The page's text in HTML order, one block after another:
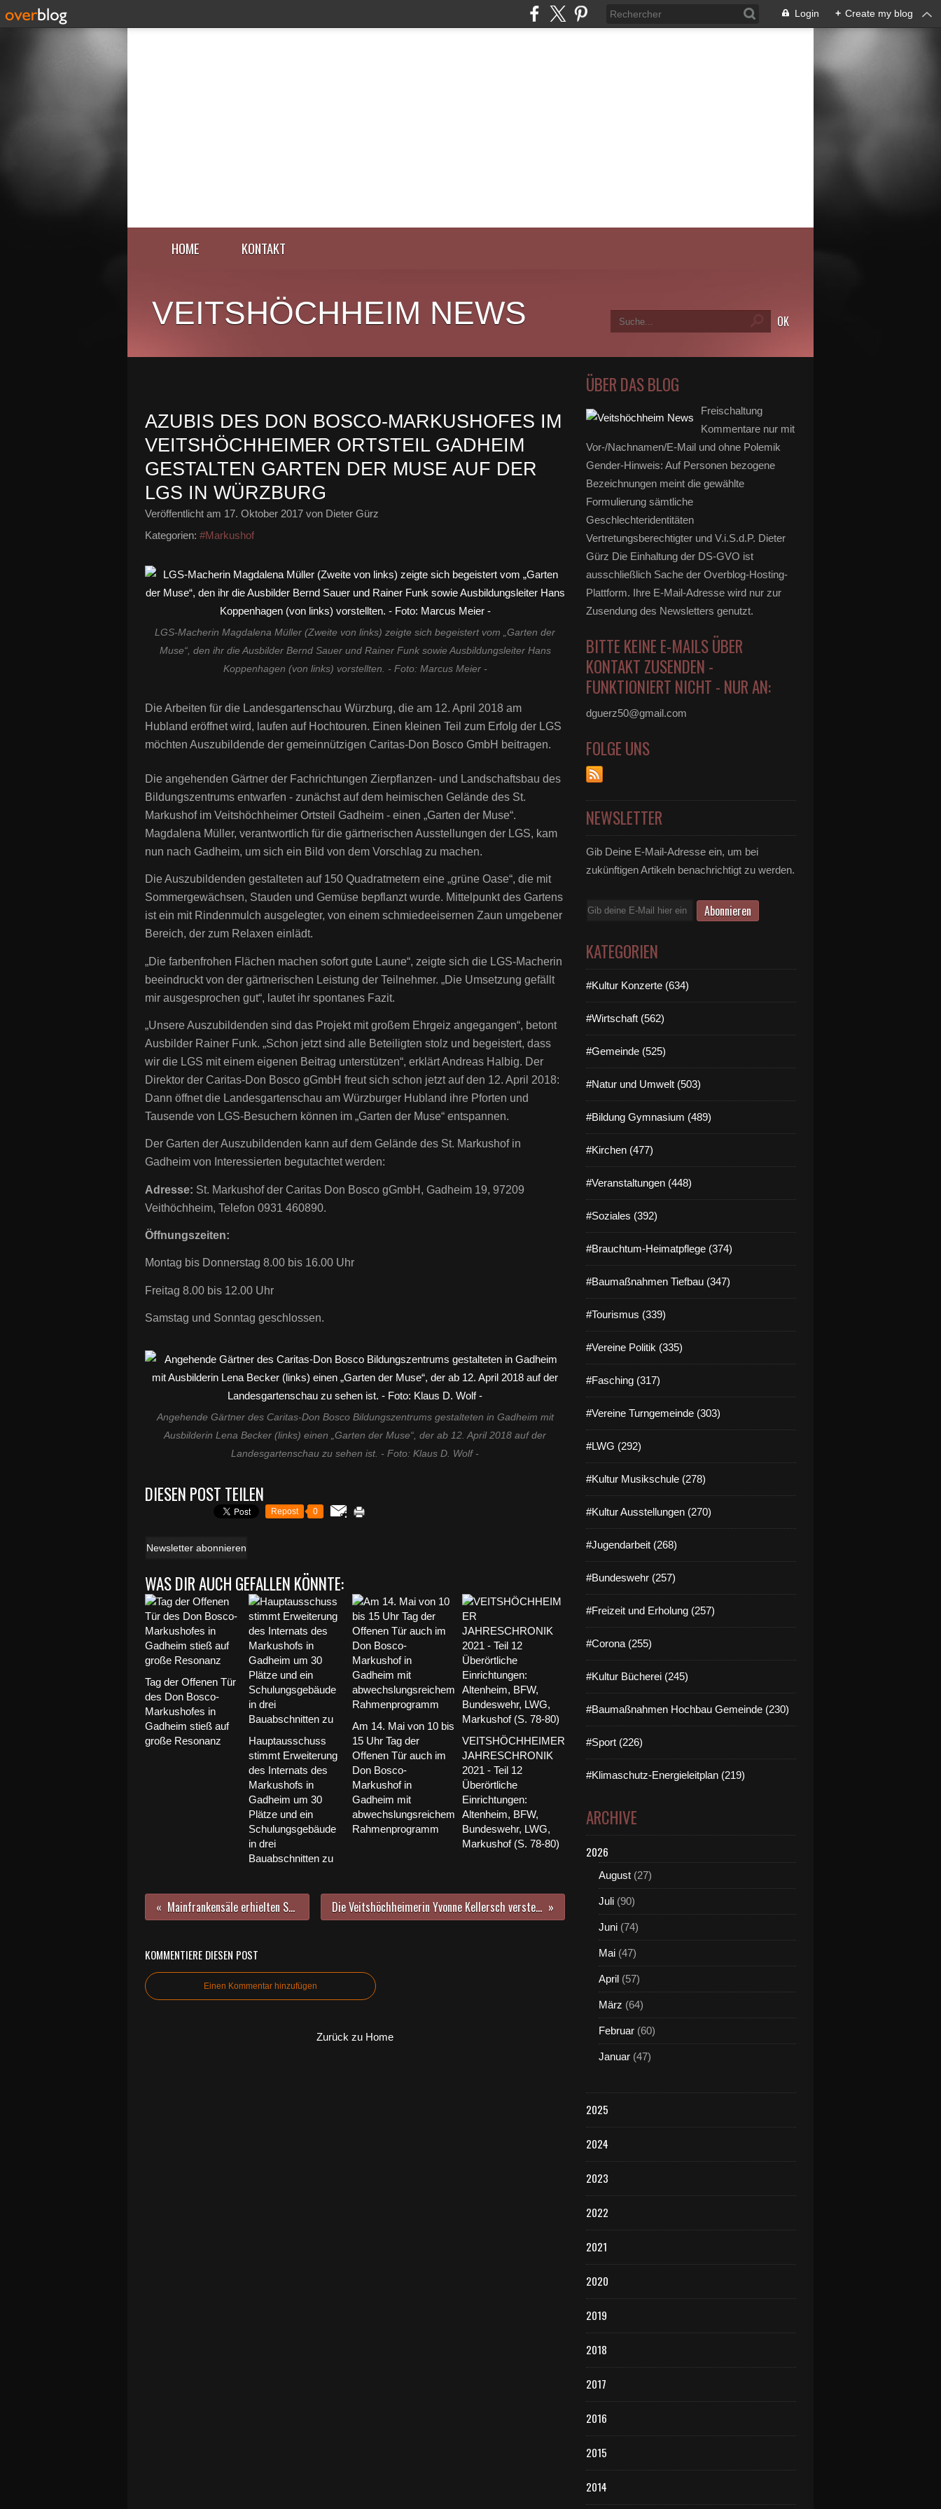
Login + Create my blog
HOME KONTAKT
VEITSHÖCHHEIM NEWS
AZUBIS DES DON BOSCO-MARKUSHOFES IM
VEITSHÖCHHEIMER ORTSTEIL GADHEIM
GESTALTEN GARTEN DER MUSE AUF DER
LGS IN WÜRZBURG
Veröffentlicht am 17. Oktober 2017 von Dieter Gürz
Kategorien: #Markushof
LGS-Macherin Magdalena Müller (Zweite von links) zeigte sich begeistert vom „Garten der
Muse“, den ihr die Ausbilder Bernd Sauer und Rainer Funk sowie Ausbildungsleiter Hans
Koppenhagen (von links) vorstellten. - Foto: Marcus Meier -
Die Arbeiten für die Landesgartenschau Würzburg, die am 12. April 2018 am
Hubland eröffnet wird, laufen auf Hochtouren. Einen kleinen Teil zum Erfolg der LGS
möchten Auszubildende der gemeinnützigen Caritas-Don Bosco GmbH beitragen.
Die angehenden Gärtner der Fachrichtungen Zierpflanzen- und Landschaftsbau des
Bildungszentrums entwarfen - zunächst auf dem heimischen Gelände des St.
Markushof im Veitshöchheimer Ortsteil Gadheim - einen „Garten der Muse“.
Magdalena Müller, verantwortlich für die gärtnerischen Ausstellungen der LGS, kam
nun nach Gadheim, um sich ein Bild von dem Vorschlag zu machen.
Die Auszubildenden gestalteten auf 150 Quadratmetern eine „grüne Oase“, die mit
Sommergewächsen, Stauden und Gemüse bepflanzt wurde. Mittelpunkt des Gartens
ist ein mit Rindenmulch ausgelegter, von einem schmiedeeisernen Zaun umgebener
Bereich, der zum Relaxen einlädt.
„Die farbenfrohen Flächen machen sofort gute Laune“, zeigte sich die LGS-Macherin
beeindruckt von der gärtnerischen Leistung der Teilnehmer. „Die Umsetzung gefällt
mir ausgesprochen gut“, lautet ihr spontanes Fazit.
„Unsere Auszubildenden sind das Projekt mit großem Ehrgeiz angegangen“, betont
Ausbilder Rainer Funk. „Schon jetzt sind alle Beteiligten stolz und begeistert, dass
wir die LGS mit einem eigenen Beitrag unterstützen“, erklärt Andreas Halbig. Der
Direktor der Caritas-Don Bosco gGmbH freut sich schon jetzt auf den 12. April 2018:
Dann öffnet die Landesgartenschau am Würzburger Hubland ihre Pforten und
Tausende von LGS-Besuchern können im „Garten der Muse“ entspannen.
Der Garten der Auszubildenden kann auf dem Gelände des St. Markushof in
Gadheim von Interessierten begutachtet werden:
Adresse: St. Markushof der Caritas Don Bosco gGmbH, Gadheim 19, 97209
Veithöchheim, Telefon 0931 460890.
Öffnungszeiten:
Montag bis Donnerstag 8.00 bis 16.00 Uhr
Freitag 8.00 bis 12.00 Uhr
Samstag und Sonntag geschlossen.
Angehende Gärtner des Caritas-Don Bosco Bildungszentrums gestalteten in Gadheim mit
Ausbilderin Lena Becker (links) einen „Garten der Muse“, der ab 12. April 2018 auf der
Landesgartenschau zu sehen ist. - Foto: Klaus D. Wolf -
DIESEN POST TEILEN
Repost 0
Newsletter abonnieren
WAS DIR AUCH GEFALLEN KÖNNTE:
Tag der Offenen Tür
des Don Bosco-
Markushofes in
Gadheim stieß auf
große Resonanz
Hauptausschuss
stimmt Erweiterung
des Internats des
Markushofs in
Gadheim um 30
Plätze und ein
Schulungsgebäude
in drei
Bauabschnitten zu
Am 14. Mai von 10 bis
15 Uhr Tag der
Offenen Tür auch im
Don Bosco-
Markushof in
Gadheim mit
abwechslungsreichem
Rahmenprogramm
VEITSHÖCHHEIMER
JAHRESCHRONIK
2021 - Teil 12
Überörtliche
Einrichtungen:
Altenheim, BFW,
Bundeswehr, LWG,
Markushof (S. 78-80)
Mainfrankensäle erhielten Schriftzug über der Eingangstreppe Die Veitshöchheimerin Yvonne Kellersch versteht sich als Global Playerin und Entwicklungshelferin
KOMMENTIERE DIESEN POST
Einen Kommentar hinzufügen
Zurück zu Home
ÜBER DAS BLOG
Freischaltung
Kommentare nur mit
Vor-/Nachnamen/E-Mail und ohne Polemik
Gender-Hinweis: Auf Personen bezogene
Bezeichnungen meint die gewählte
Formulierung sämtliche
Geschlechteridentitäten
Vertretungsberechtigter und V.i.S.d.P. Dieter
Gürz Die Einhaltung der DS-GVO ist
ausschließlich Sache der Overblog-Hosting-
Plattform. Ihre E-Mail-Adresse wird nur zur
Zusendung des Newsletters genutzt.
BITTE KEINE E-MAILS ÜBER
KONTAKT ZUSENDEN -
FUNKTIONIERT NICHT - NUR AN:
dguerz50@gmail.com
FOLGE UNS
NEWSLETTER
Gib Deine E-Mail-Adresse ein, um bei
zukünftigen Artikeln benachrichtigt zu werden.
E-
KATEGORIEN
#Kultur Konzerte (634)
#Wirtschaft (562)
#Gemeinde (525)
#Natur und Umwelt (503)
#Bildung Gymnasium (489)
#Kirchen (477)
#Veranstaltungen (448)
#Soziales (392)
#Brauchtum-Heimatpflege (374)
#Baumaßnahmen Tiefbau (347)
#Tourismus (339)
#Vereine Politik (335)
#Fasching (317)
#Vereine Turngemeinde (303)
#LWG (292)
#Kultur Musikschule (278)
#Kultur Ausstellungen (270)
#Jugendarbeit (268)
#Bundeswehr (257)
#Freizeit und Erholung (257)
#Corona (255)
#Kultur Bücherei (245)
#Baumaßnahmen Hochbau Gemeinde (230)
#Sport (226)
#Klimaschutz-Energieleitplan (219)
ARCHIVE
2026
August (27)
Juli (90)
Juni (74)
Mai (47)
April (57)
März (64)
Februar (60)
Januar (47)
2025
2024
2023
2022
2021
2020
2019
2018
2017
2016
2015
2014